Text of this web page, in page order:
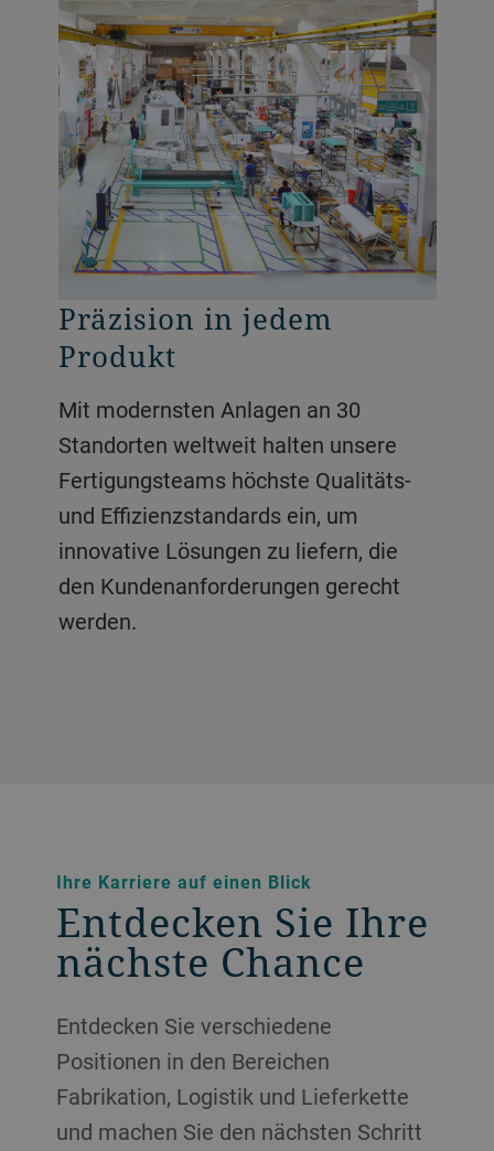
Präzision in jedem
Produkt
Mit modernsten Anlagen an 30
Standorten weltweit halten unsere
Fertigungsteams höchste Qualitäts-
und Effizienzstandards ein, um
innovative Lösungen zu liefern, die
den Kundenanforderungen gerecht
werden.
Alles am Laufen halten
Unsere Logistikexperten sorgen für
einen nahtlosen Transport von Waren
und Materialien über Grenzen hinweg
und ermöglichen so Transparenz,
Schnelligkeit und Nachhaltigkeit in
einer sich schnell verändernden Welt.
Von der Erkenntnis zum
Vorteil
Wir verwandeln
Kategoriemanagement und
Datenanalyse in einen strategischen
Vorteil. Unser regional
zugeschnittenes Modell sorgt für
einen reibungslosen Betrieb und
macht die Lieferkette zu einem
Ihre Karriere auf einen Blick
Entdecken Sie Ihre
nächste Chance
Entdecken Sie verschiedene
Positionen in den Bereichen
Fabrikation, Logistik und Lieferkette
und machen Sie den nächsten Schritt